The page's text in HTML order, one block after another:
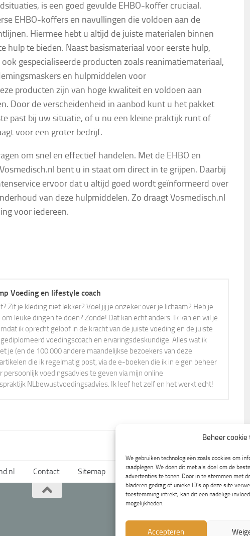
Beheer
We gebruiken technologieën zoals cookies om
raadplegen. We doen dit met als doel om de
advertenties te tonen. Door in te stemmen met
bladeren gedrag of unieke ID's op deze site
toestemming intrekt, kan dit een nadelige
mogelijkheden.
Accepteren
is een goed gevulde EHBO-koffer cruciaal.
EHBO-koffers en navullingen die voldoen aan de
Hiermee hebt u altijd de juiste materialen binnen
hulp te bieden. Naast basismateriaal voor eerste hulp,
gespecialiseerde producten zoals reanimatiemateriaal,
en hulpmiddelen voor
producten zijn van hoge kwaliteit en voldoen aan
Door de verscheidenheid in aanbod kunt u het pakket
past bij uw situatie, of u nu een kleine praktijk runt of
voor een groter bedrijf.
om snel en effectief handelen. Met de EHBO en
bent u in staat om direct in te grijpen. Daarbij
ervoor dat u altijd goed wordt geïnformeerd over
van deze hulpmiddelen. Zo draagt Vosmedisch.nl
voor iedereen.
Voeding en lifestyle coach
Zit je kleding niet lekker? Voel jij je onzeker over je lichaam? Heb je
leuke dingen te doen? Zonde! Dat kan echt anders. Ik kan en wil je
ik oprecht geloof in de kracht van de juiste voeding en de juiste
voedingscoach en ervaringsdeskundige. Alles wat ik
je (en de 100.000 andere maandelijkse bezoekers van deze
die ik regelmatig post, via de e-boeken die ik in eigen beheer
persoonlijk voedingsadvies te geven via mijn online
NLbewustvoedingsadvies. Ik leef het zelf en het werkt echt!
Contact Sitemap Voorwaarden Cookiebeleid (EU)